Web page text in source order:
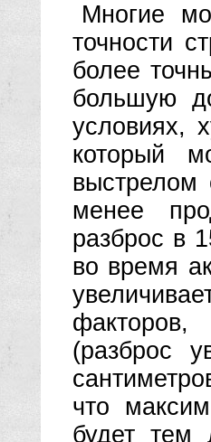
Многие
точности
более
большую
условиях,
который
выстрелом
менее
разброс в
во время
факторов,
(разброс
что
будет тем